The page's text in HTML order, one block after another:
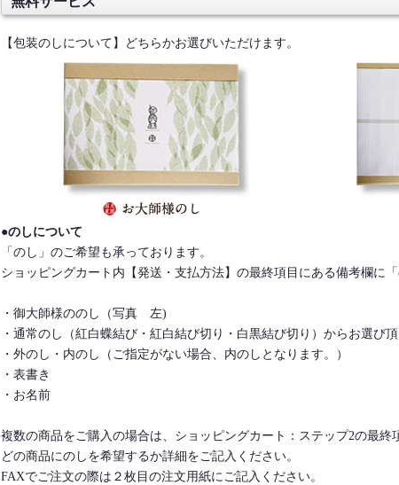
【包装のしについて】どちらかお選びいただけます。
●のしについて
「のし」のご希望も承っております。
ショッピングカート内【発送・支払方法】の最終項目にある備考欄に
・御大師様ののし（写真 左)
・通常のし（紅白蝶結び・紅白結び切り・白黒結び切り）からお選び
・外のし・内のし（ご指定がない場合、内のしとなります。）
・表書き
・お名前
複数の商品をご購入の場合は、ショッピングカート：ステップ2の最終
どの商品にのしを希望するか詳細をご記入ください。
FAXでご注文の際は２枚目の注文用紙にご記入ください。